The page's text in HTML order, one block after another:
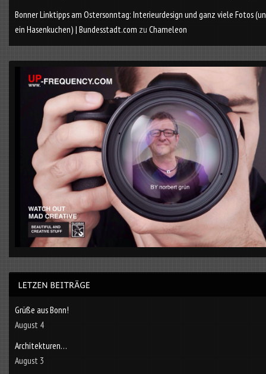
Bonner Linktipps am Ostersonntag: Interieurdesign und ganz viele Fotos
ein Hasenkuchen) | Bundesstadt.com zu Chameleon
Grüße aus Bonn!
August 4
Architekturen…
August 3